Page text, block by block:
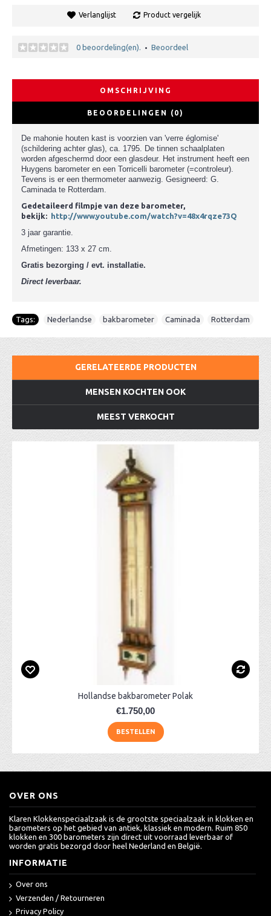
Verlanglijst Product vergelijk
0 beoordeling(en). • Beoordeel
OMSCHRIJVING
BEOORDELINGEN (0)
De mahonie houten kast is voorzien van 'verre églomise'
(schildering achter glas), ca. 1795. De tinnen schaalplaten
worden afgeschermd door een glasdeur. Het instrument heeft een
Huygens barometer en een Torricelli barometer (=controleur).
Tevens is er een thermometer aanwezig. Gesigneerd: G.
Caminada te Rotterdam.
Gedetaileerd filmpje van deze barometer,
bekijk: http://www.youtube.com/watch?v=48x4rqze73Q
3 jaar garantie.
Afmetingen: 133 x 27 cm.
Gratis bezorging / evt. installatie.
Direct leverbaar.
Tags: Nederlandse bakbarometer Caminada Rotterdam
GERELATEERDE PRODUCTEN
MENSEN KOCHTEN OOK
MEEST VERKOCHT
Hollandse bakbarometer Polak
€1.750,00
BESTELLEN
OVER ONS
Klaren Klokkenspeciaalzaak is de grootste speciaalzaak in klokken en
barometers op het gebied van antiek, klassiek en modern. Ruim 850
klokken en 300 barometers zijn direct uit voorraad leverbaar of
worden gratis bezorgd door heel Nederland en België.
INFORMATIE
Over ons
Verzenden / Retourneren
Privacy Policy